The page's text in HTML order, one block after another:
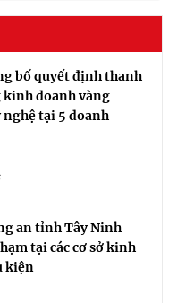
bố quyết định thanh
doanh vàng
tại 5 doanh
an tỉnh Tây Ninh
tại các cơ sở kinh
kiện